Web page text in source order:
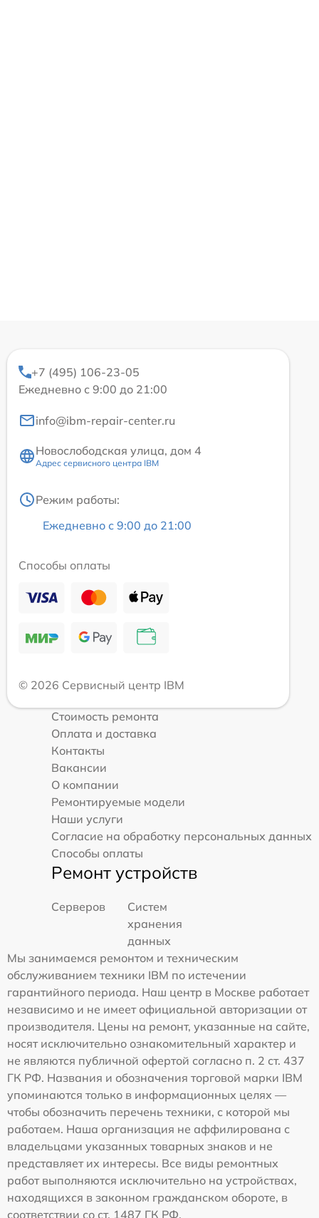
+7 (495) 106-23-05
Ежедневно с 9:00 до 21:00
info@ibm-repair-center.ru
Новослободская улица, дом 4
Адрес сервисного центра IBM
Режим работы:
Ежедневно с 9:00 до 21:00
Способы оплаты
© 2026 Сервисный центр IBM
Стоимость ремонта
Оплата и доставка
Контакты
Вакансии
О компании
Ремонтируемые модели
Наши услуги
Согласие на обработку персональных данных
Способы оплаты
Ремонт устройств
Серверов
Систем
хранения
данных
Мы занимаемся ремонтом и техническим
обслуживанием техники IBM по истечении
гарантийного периода. Наш центр в Москве работает
независимо и не имеет официальной авторизации от
производителя. Цены на ремонт, указанные на сайте,
носят исключительно ознакомительный характер и
не являются публичной офертой согласно п. 2 ст. 437
ГК РФ. Названия и обозначения торговой марки IBM
упоминаются только в информационных целях —
чтобы обозначить перечень техники, с которой мы
работаем. Наша организация не аффилирована с
владельцами указанных товарных знаков и не
представляет их интересы. Все виды ремонтных
работ выполняются исключительно на устройствах,
находящихся в законном гражданском обороте, в
соответствии со ст. 1487 ГК РФ.